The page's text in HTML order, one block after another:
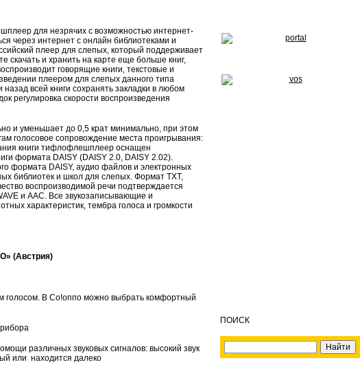
для незрячих с возможностью интернет-
через интернет с онлайн библиотеками и
плеер для слепых, который поддерживает
скачать и хранить на карте еще больше книг,
говорящие книги, текстовые и
плеером для слепых данного типа
всей книги сохранять закладки в любом
регулировка скорости воспроизведения
и уменьшает до 0,5 крат минимально, при этом
голосовое сопровождение места проигрывания:
книги тифлофлешплеер оснащен
формата DAISY (DAISY 2.0, DAISY 2.02).
формата DAISY, аудио файлов и электронных
библиотек и школ для слепых. Формат TXT,
воспроизводимой речи подтверждается
и AAC. Все звукозаписывающие и
характеристик, тембра голоса и громкости
» (Австрия)
голосом. В Со!оппо можно выбрать комфортный
различных звуковых сигналов: высокий звук
или находится далеко
ПОИСК